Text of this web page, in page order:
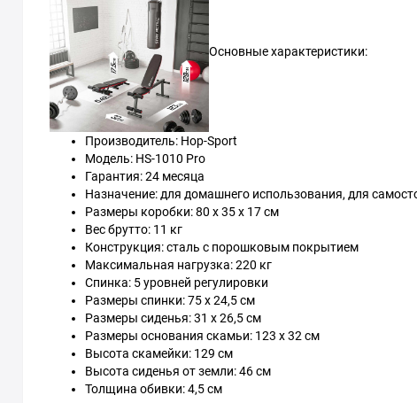
Основные характеристики:
Производитель: Hop-Sport
Модель: HS-1010 Pro
Гарантия: 24 месяца
Назначение: для домашнего использования, для
Размеры коробки: 80 x 35 x 17 см
Вес брутто: 11 кг
Конструкция: сталь с порошковым покрытием
Максимальная нагрузка: 220 кг
Спинка: 5 уровней регулировки
Размеры спинки: 75 x 24,5 см
Размеры сиденья: 31 x 26,5 см
Размеры основания скамьи: 123 x 32 см
Высота скамейки: 129 см
Высота сиденья от земли: 46 см
Толщина обивки: 4,5 см